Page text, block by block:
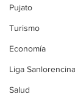
Pujato
Turismo
Economía
Liga Sanlorencina
Salud